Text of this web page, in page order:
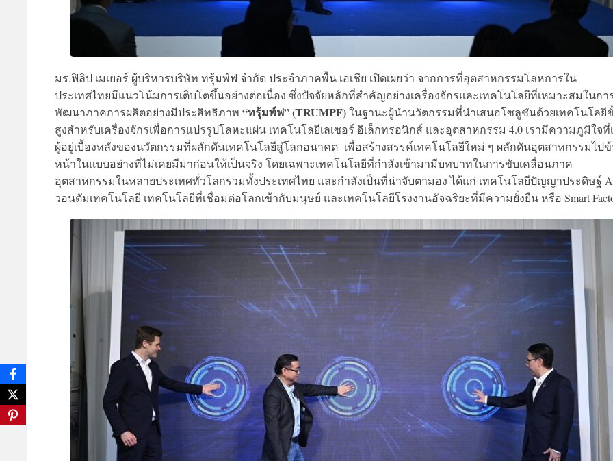
มร.ฟิลิป เมเยอร์ ผู้บริหารบริษัท ทรุ้มพ์ฟ จำกัด ประจำภาคพื้น เอเชีย เปิดเผยว่า จากการที่อุตสาหกรรมโลหการใน
ประเทศไทยมีแนวโน้มการเติบโตขึ้นอย่างต่อเนื่อง ซึ่งปัจจัยหลักที่สำคัญอย่างเครื่องจักรและเทคโนโลยีที่เหมาะสมในกา
พัฒนาภาคการผลิตอย่างมีประสิทธิภาพ “ทรุ้มพ์ฟ” (TRUMPF)ในฐานะผู้นำนวัตกรรมที่นำเสนอโซลูชันด้วยเทคโนโลยี
สูงสำหรับเครื่องจักรเพื่อการแปรรูปโลหะแผ่น เทคโนโลยีเลเซอร์ อิเล็กทรอนิกส์ และอุตสาหกรรม 4.0 เรามีความภูมิใจที่
ผู้อยู่เบื้องหลังของนวัตกรรมที่ผลักดันเทคโนโลยีสู่โลกอนาคต เพื่อสร้างสรรค์เทคโนโลยีใหม่ ๆ ผลักดันอุตสาหกรรมไปข้
หน้าในแบบอย่างที่ไม่เคยมีมาก่อนให้เป็นจริง โดยเฉพาะเทคโนโลยีที่กำลังเข้ามามีบทบาทในการขับเคลื่อนภาค
อุตสาหกรรมในหลายประเทศทั่วโลกรวมทั้งประเทศไทย และกำลังเป็นที่น่าจับตามอง ได้แก่ เทคโนโลยีปัญญาประดิษฐ์
วอนตัมเทคโนโลยี เทคโนโลยีที่เชื่อมต่อโลกเข้ากับมนุษย์ และเทคโนโลยีโรงงานอัจฉริยะที่มีความยั่งยืน หรือ Smart